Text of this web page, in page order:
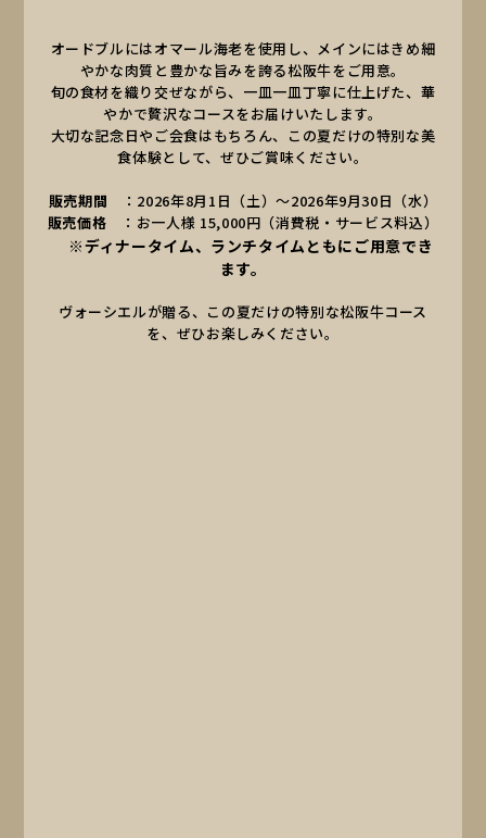
オードブルにはオマール海老を使用し、メインにはきめ細
やかな肉質と豊かな旨みを誇る松阪牛をご用意。
旬の食材を織り交ぜながら、一皿一皿丁寧に仕上げた、華
やかで贅沢なコースをお届けいたします。
大切な記念日やご会食はもちろん、この夏だけの特別な美
食体験として、ぜひご賞味ください。
販売期間
：2026年8月1日（土）～2026年9月30日（水）
販売価格
：お一人様 15,000円（消費税・サービス料込）
※ディナータイム、ランチタイムともにご用意でき
ます。
ヴォーシエルが贈る、この夏だけの特別な松阪牛コース
を、ぜひお楽しみください。